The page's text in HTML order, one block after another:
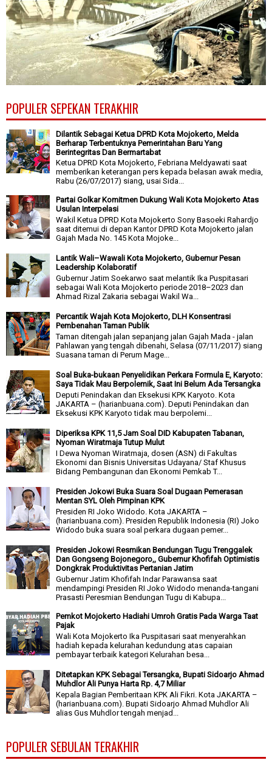
POPULER SEPEKAN TERAKHIR
Dilantik Sebagai Ketua DPRD Kota Mojokerto, Melda
Berharap Terbentuknya Pemerintahan Baru Yang
Berintegritas Dan Bermartabat
Ketua DPRD Kota Mojokerto, Febriana Meldyawati saat
memberikan keterangan pers kepada belasan awak media,
Rabu (26/07/2017) siang, usai Sida...
Partai Golkar Komitmen Dukung Wali Kota Mojokerto Atas
Usulan Interpelasi
Wakil Ketua DPRD Kota Mojokerto Sony Basoeki Rahardjo
saat ditemui di depan Kantor DPRD Kota Mojokerto jalan
Gajah Mada No. 145 Kota Mojoke...
Lantik Wali–Wawali Kota Mojokerto, Gubernur Pesan
Leadership Kolaboratif
Gubernur Jatim Soekarwo saat melantik Ika Puspitasari
sebagai Wali Kota Mojokerto periode 2018–2023 dan
Ahmad Rizal Zakaria sebagai Wakil Wa...
Percantik Wajah Kota Mojokerto, DLH Konsentrasi
Pembenahan Taman Publik
Taman ditengah jalan sepanjang jalan Gajah Mada - jalan
Pahlawan yang tengah dibenahi, Selasa (07/11/2017) siang
Suasana taman di Perum Mage...
Soal Buka-bukaan Penyelidikan Perkara Formula E, Karyoto:
Saya Tidak Mau Berpolemik, Saat Ini Belum Ada Tersangka
Deputi Penindakan dan Eksekusi KPK Karyoto. Kota
JAKARTA – (harianbuana.com). Deputi Penindakan dan
Eksekusi KPK Karyoto tidak mau berpolemi...
Diperiksa KPK 11,5 Jam Soal DID Kabupaten Tabanan,
Nyoman Wiratmaja Tutup Mulut
I Dewa Nyoman Wiratmaja, dosen (ASN) di Fakultas
Ekonomi dan Bisnis Universitas Udayana/ Staf Khusus
Bidang Pembangunan dan Ekonomi Pemkab T...
Presiden Jokowi Buka Suara Soal Dugaan Pemerasan
Mentan SYL Oleh Pimpinan KPK
Presiden RI Joko Widodo. Kota JAKARTA –
(harianbuana.com). Presiden Republik Indonesia (RI) Joko
Widodo buka suara soal perkara dugaan pemer...
Presiden Jokowi Resmikan Bendungan Tugu Trenggalek
Dan Gongseng Bojonegoro,, Gubernur Khofifah Optimistis
Dongkrak Produktivitas Pertanian Jatim
Gubernur Jatim Khofifah Indar Parawansa saat
mendampingi Presiden RI Joko Widodo menanda-tangani
Prasasti Peresmian Bendungan Tugu di Kabupa...
Pemkot Mojokerto Hadiahi Umroh Gratis Pada Warga Taat
Pajak
Wali Kota Mojokerto Ika Puspitasari saat menyerahkan
hadiah kepada kelurahan kedundung atas capaian
pembayar terbaik kategori Kelurahan besa...
Ditetapkan KPK Sebagai Tersangka, Bupati Sidoarjo Ahmad
Muhdlor Ali Punya Harta Rp. 4,7 Miliar
Kepala Bagian Pemberitaan KPK Ali Fikri. Kota JAKARTA –
(harianbuana.com). Bupati Sidoarjo Ahmad Muhdlor Ali
alias Gus Muhdlor tengah menjad...
POPULER SEBULAN TERAKHIR